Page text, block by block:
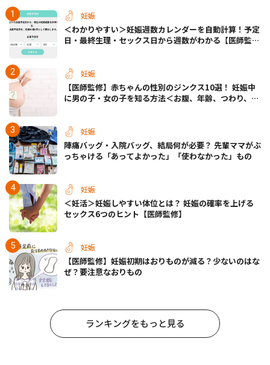
妊娠
＜わかりやすい＞妊娠週数カレンダーを自動計算！予定
日・最終生理・セックス日から週数がわかる【医師監
妊娠
【医師監修】赤ちゃんの性別のジンクス10選！ 妊娠中
に男の子・女の子を知る方法＜お腹、年齢、つわり、胎
妊娠
陣痛バッグ・入院バッグ、結局何が必要？ 先輩ママがぶ
っちゃける「あってよかった」「使わなかった」もの
妊娠
＜妊活＞妊娠しやすい体位とは？ 妊娠の確率を上げる
セックス6つのヒント【医師監修】
妊娠
【医師監修】妊娠初期はおりものが減る？少ないのはな
ぜ？要注意なおりもの
ランキングをもっと見る